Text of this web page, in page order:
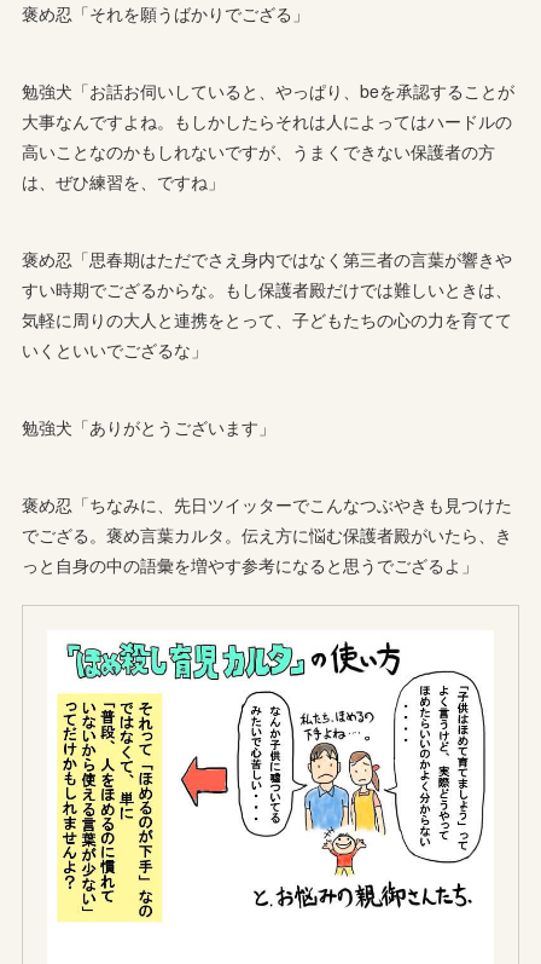
褒め忍「それを願うばかりでござる」
勉強犬「お話お伺いしていると、やっぱり、beを承認することが
大事なんですよね。もしかしたらそれは人によってはハードルの
高いことなのかもしれないですが、うまくできない保護者の方
は、ぜひ練習を、ですね」
褒め忍「思春期はただでさえ身内ではなく第三者の言葉が響きや
すい時期でござるからな。もし保護者殿だけでは難しいときは、
気軽に周りの大人と連携をとって、子どもたちの心の力を育てて
いくといいでござるな」
勉強犬「ありがとうございます」
褒め忍「ちなみに、先日ツイッターでこんなつぶやきも見つけた
でござる。褒め言葉カルタ。伝え方に悩む保護者殿がいたら、き
っと自身の中の語彙を増やす参考になると思うでござるよ」